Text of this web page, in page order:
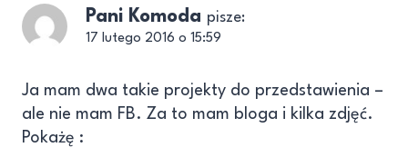
Pani Komoda pisze:
17 lutego 2016 o 15:59
Ja mam dwa takie projekty do przedstawienia –
ale nie mam FB. Za to mam bloga i kilka zdjęć.
Pokażę :